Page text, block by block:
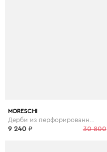
MORESCHI
30 800
9 240 ₽